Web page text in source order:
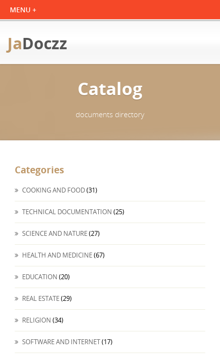
JaDoczz
Catalog
documents directory
Categories
COOKING AND FOOD(31)
TECHNICAL DOCUMENTATION (25)
SCIENCE AND NATURE(27)
HEALTH AND MEDICINE(67)
EDUCATION (20)
REAL ESTATE(29)
RELIGION (34)
SOFTWARE AND INTERNET(17)